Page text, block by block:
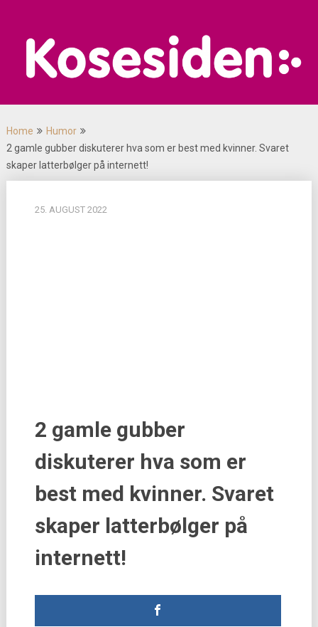
content
Home
Humor
2 gamle gubber diskuterer hva som er best med kvinner. Svaret
skaper latterbølger på internett!
25. AUGUST 2022
2 gamle gubber
diskuterer hva som er
best med kvinner. Svaret
skaper latterbølger på
internett!